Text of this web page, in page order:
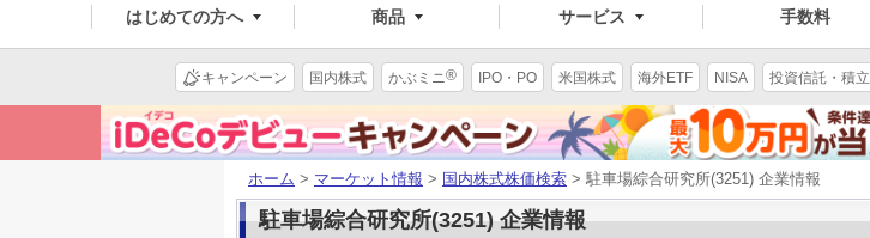
はじめての方へ 商品 サービス 手数料
キャンペーン 国内株式 かぶミニ® IPO・PO 米国株式 海外ETF NISA 投資信託・積立
ホーム > マーケット情報 > 国内株式株価検索 > 駐車場綜合研究所(3251) 企業情報
駐車場綜合研究所(3251) 企業情報